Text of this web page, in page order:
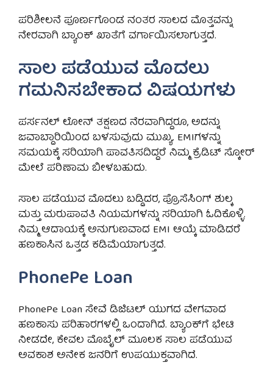
ಪರಿಶೀಲನೆ ಪೂರ್ಣಗೊಂಡ ನಂತರ ಸಾಲದ ಮೊತ್ತವನ್ನು
ನೇರವಾಗಿ ಬ್ಯಾಂಕ್ ಖಾತೆಗೆ ವರ್ಗಾಯಿಸಲಾಗುತ್ತದೆ.
ಸಾಲ ಪಡೆಯುವ ಮೊದಲು
ಗಮನಿಸಬೇಕಾದ ವಿಷಯಗಳು
ಪರ್ಸನಲ್ ಲೋನ್ ತಕ್ಷಣದ ನೆರವಾಗಿದ್ದರೂ, ಅದನ್ನು
ಜವಾಬ್ದಾರಿಯಿಂದ ಬಳಸುವುದು ಮುಖ್ಯ. EMIಗಳನ್ನು
ಸಮಯಕ್ಕೆ ಸರಿಯಾಗಿ ಪಾವತಿಸದಿದ್ದರೆ ನಿಮ್ಮ ಕ್ರೆಡಿಟ್ ಸ್ಕೋರ್
ಮೇಲೆ ಪರಿಣಾಮ ಬೀಳಬಹುದು.
ಸಾಲ ಪಡೆಯುವ ಮೊದಲು ಬಡ್ಡಿದರ, ಪ್ರೊಸೆಸಿಂಗ್ ಶುಲ್ಕ
ಮತ್ತು ಮರುಪಾವತಿ ನಿಯಮಗಳನ್ನು ಸರಿಯಾಗಿ ಓದಿಕೊಳ್ಳಿ.
ನಿಮ್ಮ ಆದಾಯಕ್ಕೆ ಅನುಗುಣವಾದ EMI ಆಯ್ಕೆ ಮಾಡಿದರೆ
ಹಣಕಾಸಿನ ಒತ್ತಡ ಕಡಿಮೆಯಾಗುತ್ತದೆ.
PhonePe Loan
PhonePe Loan ಸೇವೆ ಡಿಜಿಟಲ್ ಯುಗದ ವೇಗವಾದ
ಹಣಕಾಸು ಪರಿಹಾರಗಳಲ್ಲಿ ಒಂದಾಗಿದೆ. ಬ್ಯಾಂಕ್‌ಗೆ ಭೇಟಿ
ನೀಡದೇ, ಕೇವಲ ಮೊಬೈಲ್ ಮೂಲಕ ಸಾಲ ಪಡೆಯುವ
ಅವಕಾಶ ಅನೇಕ ಜನರಿಗೆ ಉಪಯುಕ್ತವಾಗಿದೆ.